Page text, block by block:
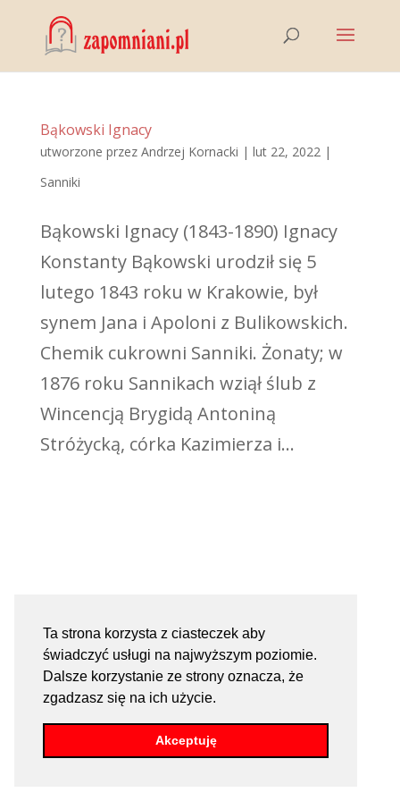
Ta strona korzysta z ciasteczek aby
świadczyć usługi na najwyższym poziomie.
Dalsze korzystanie ze strony oznacza, że
zgadzasz się na ich użycie.
Akceptuję
Bąkowski Ignacy
utworzone przez Andrzej Kornacki | lut 22, 2022|
Sanniki
Bąkowski Ignacy (1843-1890) Ignacy
Konstanty Bąkowski urodził się 5
lutego 1843 roku w Krakowie, był
synem Jana i Apoloni z Bulikowskich.
Chemik cukrowni Sanniki. Żonaty; w
1876 roku Sannikach wziął ślub z
Wincencją Brygidą Antoniną
Stróżycką, córka Kazimierza i...